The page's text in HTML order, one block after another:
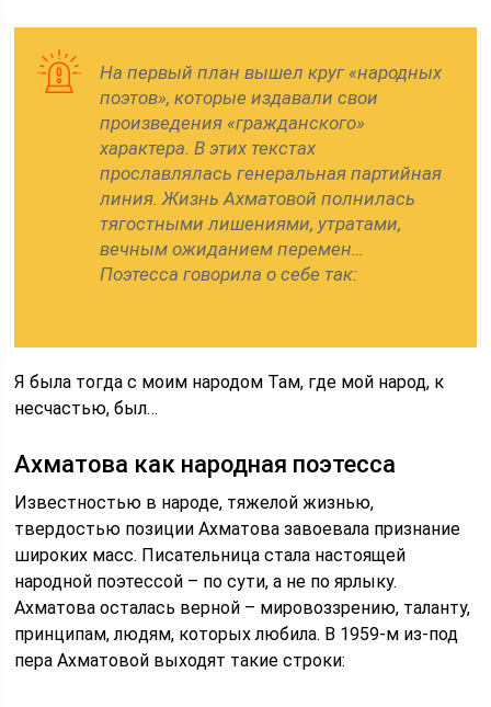
На первый план вышел круг «народных
поэтов», которые издавали свои
произведения «гражданского»
характера. В этих текстах
прославлялась генеральная партийная
линия. Жизнь Ахматовой полнилась
тягостными лишениями, утратами,
вечным ожиданием перемен…
Поэтесса говорила о себе так:
Я была тогда с моим народом Там, где мой народ, к
несчастью, был…
Ахматова как народная поэтесса
Известностью в народе, тяжелой жизнью,
твердостью позиции Ахматова завоевала признание
широких масс. Писательница стала настоящей
народной поэтессой – по сути, а не по ярлыку.
Ахматова осталась верной – мировоззрению, таланту,
принципам, людям, которых любила. В 1959-м из-под
пера Ахматовой выходят такие строки: